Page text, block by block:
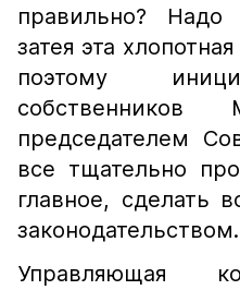
правильно? Надо
затея эта
поэтому
председателем
все тщательно
главное, сделать
законодательством.
Управляющая